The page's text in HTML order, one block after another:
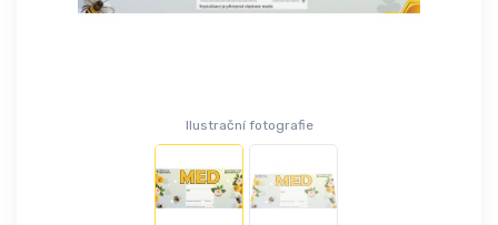
Ilustrační fotografie